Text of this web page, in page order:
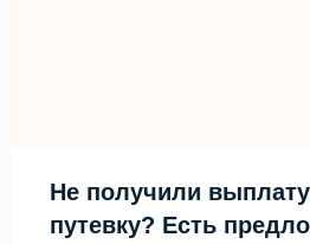
Не получили
путевку? Есть